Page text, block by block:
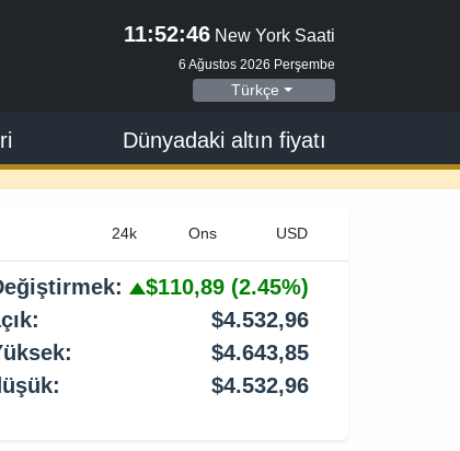
11:52:47 New York Saati
6 Ağustos 2026 Perşembe
Türkçe
Dünyadaki altın fiyatı
$110,89 (2.45%)
$4.532,96
$4.643,85
$4.532,96